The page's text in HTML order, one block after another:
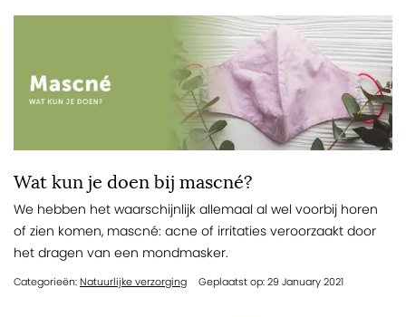
Wat kun je doen bij mascné?
We hebben het waarschijnlijk allemaal al wel voorbij horen
of zien komen, mascné: acne of irritaties veroorzaakt door
het dragen van een mondmasker.
Categorieën:Natuurlijke verzorging Geplaatst op: 29 January 2021